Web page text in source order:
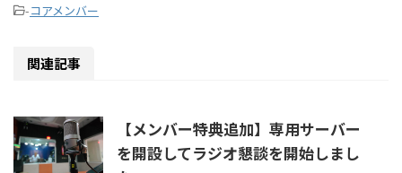
-コアメンバー
関連記事
【メンバー特典追加】専用サーバー
を開設してラジオ懇談を開始しまし